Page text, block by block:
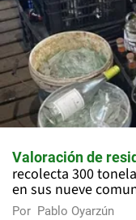
Valoración de
recolecta 300
en sus nueve
Por Pablo Oyarzún